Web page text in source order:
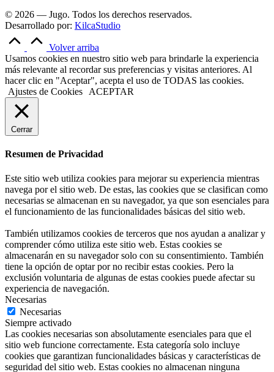
© 2026 — Jugo. Todos los derechos reservados.
Desarrollado por: KilcaStudio
Volver arriba
Usamos cookies en nuestro sitio web para brindarle la experiencia
más relevante al recordar sus preferencias y visitas anteriores. Al
hacer clic en "Aceptar", acepta el uso de TODAS las cookies.
Ajustes de Cookies
ACEPTAR
Cerrar
Resumen de Privacidad
Este sitio web utiliza cookies para mejorar su experiencia mientras
navega por el sitio web. De estas, las cookies que se clasifican como
necesarias se almacenan en su navegador, ya que son esenciales para
el funcionamiento de las funcionalidades básicas del sitio web.
También utilizamos cookies de terceros que nos ayudan a analizar y
comprender cómo utiliza este sitio web. Estas cookies se
almacenarán en su navegador solo con su consentimiento. También
tiene la opción de optar por no recibir estas cookies. Pero la
exclusión voluntaria de algunas de estas cookies puede afectar su
experiencia de navegación.
Necesarias
Necesarias
Siempre activado
Las cookies necesarias son absolutamente esenciales para que el
sitio web funcione correctamente. Esta categoría solo incluye
cookies que garantizan funcionalidades básicas y características de
seguridad del sitio web. Estas cookies no almacenan ninguna